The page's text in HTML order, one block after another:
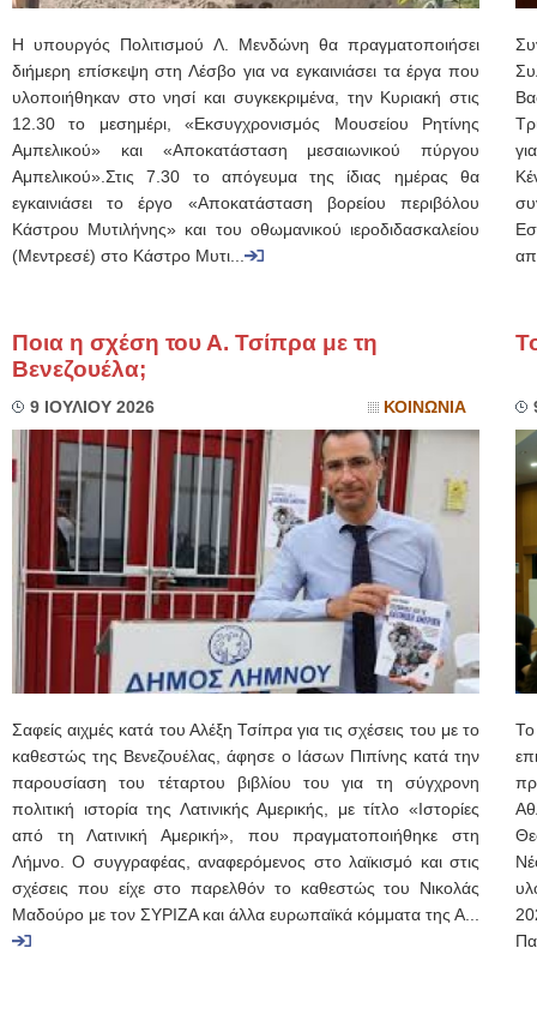
Η υπουργός Πολιτισμού Λ. Μενδώνη θα πραγματοποιήσει
διήμερη επίσκεψη στη Λέσβο για να εγκαινιάσει τα έργα που
υλοποιήθηκαν στο νησί και συγκεκριμένα, την Κυριακή στις
12.30 το μεσημέρι, «Εκσυγχρονισμός Μουσείου Ρητίνης
Αμπελικού» και «Αποκατάσταση μεσαιωνικού πύργου
Αμπελικού».Στις 7.30 το απόγευμα της ίδιας ημέρας θα
εγκαινιάσει το έργο «Αποκατάσταση βορείου περιβόλου
Κάστρου Μυτιλήνης» και του οθωμανικού ιεροδιδασκαλείου
(Μεντρεσέ) στο Κάστρο Μυτι...
Ποια η σχέση του Α. Τσίπρα με τη
Βενεζουέλα;
9 ΙΟΥΛΙΟΥ 2026 ΚΟΙΝΩΝΙΑ
Σαφείς αιχμές κατά του Αλέξη Τσίπρα για τις σχέσεις του με το
καθεστώς της Βενεζουέλας, άφησε ο Ιάσων Πιπίνης κατά την
παρουσίαση του τέταρτου βιβλίου του για τη σύγχρονη
πολιτική ιστορία της Λατινικής Αμερικής, με τίτλο «Ιστορίες
από τη Λατινική Αμερική», που πραγματοποιήθηκε στη
Λήμνο. Ο συγγραφέας, αναφερόμενος στο λαϊκισμό και στις
σχέσεις που είχε στο παρελθόν το καθεστώς του Νικολάς
Μαδούρο με τον ΣΥΡΙΖΑ και άλλα ευρωπαϊκά κόμματα της Α...